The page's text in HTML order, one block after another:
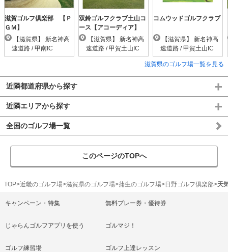
滋賀ゴルフ倶楽部 【Ｐ
ＧＭ】
速道路 / 甲南IC
双鈴ゴルフクラブ土山コ
ース【アコーディア】
速道路 / 甲賀土山IC
コムウッドゴルフクラブ
速道路 / 甲賀土山IC
滋賀県のゴルフ場一覧を見る
近隣都道府県から探す
近隣エリアから探す
全国のゴルフ場一覧
このページのTOPへ
TOP 近畿のゴルフ場 滋賀県のゴルフ場 蒲生のゴルフ場 日野ゴルフ倶楽部 天
キャンペーン・特集 無料プレー券・優待券
じゃらんゴルフアプリを使う ゴルマジ！
ゴルフ練習場 ゴルフ上達レッスン